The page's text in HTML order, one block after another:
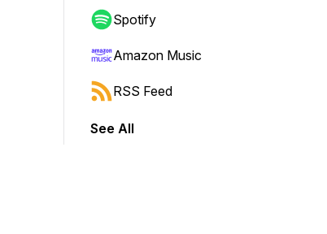
shift to jump forward or backward.
Spotify
Amazon Music
RSS Feed
See All